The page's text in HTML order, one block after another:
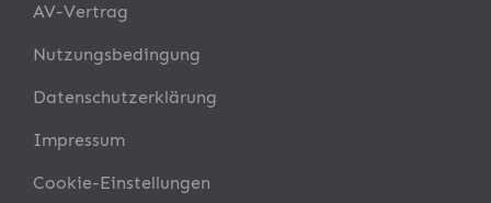
AV-Vertrag
Nutzungsbedingung
Datenschutzerklärung
Impressum
Cookie-Einstellungen